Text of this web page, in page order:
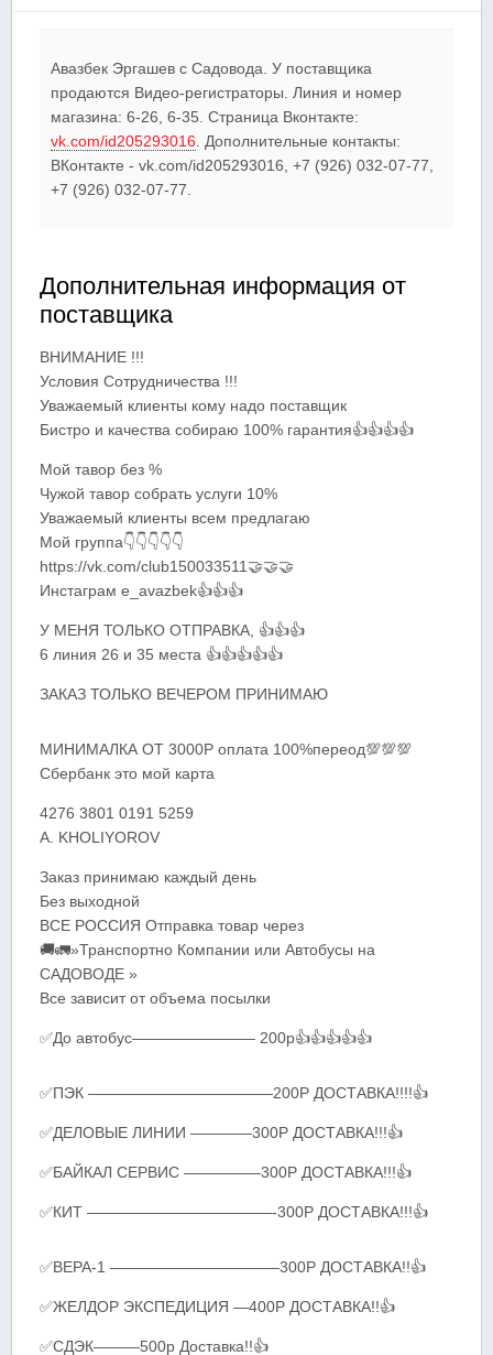
Авазбек Эргашев c Садовода. У поставщика
продаются Видео-регистраторы. Линия и номер
магазина: 6-26, 6-35. Страница Вконтакте:
vk.com/id205293016 . Дополнительные контакты:
ВКонтакте - vk.com/id205293016, +7 (926) 032-07-77,
+7 (926) 032-07-77.
Дополнительная информация от
поставщика
ВНИМАНИЕ !!!
Условия Сотрудничества !!!
Уважаемый клиенты кoму надо поставщик
Бистро и качества собираю 100% гарантия👍👍👍👍
Мой тавор без %
Чужой тавор собрать услуги 10%
Уважаемый клиенты всем предлагаю
Мой группа👇👇👇👇👇
https://vk.com/club150033511🤝🤝🤝
Инстаграм е_avazbek👍👍👍
У МЕНЯ ТОЛЬКО ОТПРАВКА, 👍👍👍
6 линия 26 и 35 места 👍👍👍👍👍
ЗАКАЗ ТОЛЬКО ВЕЧЕРОМ ПРИНИМАЮ
МИНИМАЛКА ОТ 3000Р оплата 100%переод💯💯💯
Сбербанк это мой карта
4276 3801 0191 5259
A. KHOLIYOROV
Заказ принимаю каждый день
Без выходной
ВСЕ РОССИЯ Отправка товар через
🚚🚛»Транспортно Компании или Автобусы на
САДОВОДЕ »
Все зависит от объема посылки
✅До автобус———————— 200р👍👍👍👍👍
✅ПЭК ————————————200Р ДОСТАВКА!!!!👍
✅ДЕЛОВЫЕ ЛИНИИ ————300Р ДОСТАВКА!!!👍
✅БАЙКАЛ СЕРВИС —————300Р ДОСТАВКА!!!👍
✅КИТ ————————————-300Р ДОСТАВКА!!!👍
✅ВЕРА-1 ———————————300Р ДОСТАВКА!!👍
✅ЖЕЛДОР ЭКСПЕДИЦИЯ —400Р ДОСТАВКА!!👍
✅СДЭК———500р Доставка!!👍